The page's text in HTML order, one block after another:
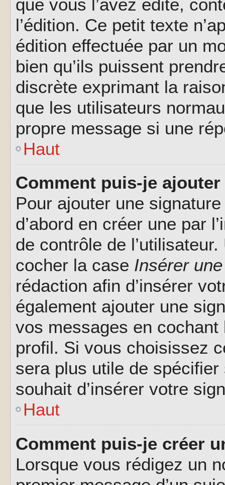
que vous l’avez édité,
l’édition. Ce petit texte
édition effectuée par un
bien qu’ils puissent
discrète exprimant la
que les utilisateurs
propre message si une
Haut
Comment puis-je
Pour ajouter une
d’abord en créer une par
de contrôle de
cocher la case Insérer
rédaction afin d’insérer
également ajouter une
vos messages en
profil. Si vous choisissez
sera plus utile de
souhait d’insérer votre
Haut
Comment puis-je créer
Lorsque vous rédigez un